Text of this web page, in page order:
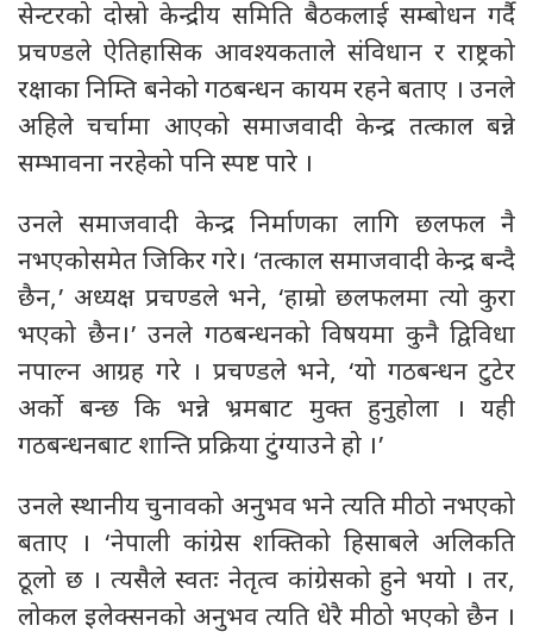
सेन्टरको दोस्रो केन्द्रीय समिति बैठकलाई सम्बोधन गर्दै
प्रचण्डले ऐतिहासिक आवश्यकताले संविधान र राष्ट्रको
रक्षाका निम्ति बनेको गठबन्धन कायम रहने बताए । उनले
अहिले चर्चामा आएको समाजवादी केन्द्र तत्काल बन्ने
सम्भावना नरहेको पनि स्पष्ट पारे ।
उनले समाजवादी केन्द्र निर्माणका लागि छलफल नै
नभएकोसमेत जिकिर गरे। ‘तत्काल समाजवादी केन्द्र बन्दै
छैन,’ अध्यक्ष प्रचण्डले भने, ‘हाम्रो छलफलमा त्यो कुरा
भएको छैन।’ उनले गठबन्धनको विषयमा कुनै द्विविधा
नपाल्न आग्रह गरे । प्रचण्डले भने, ‘यो गठबन्धन टुटेर
अर्को बन्छ कि भन्ने भ्रमबाट मुक्त हुनुहोला । यही
गठबन्धनबाट शान्ति प्रक्रिया टुंग्याउने हो ।’
उनले स्थानीय चुनावको अनुभव भने त्यति मीठो नभएको
बताए । ‘नेपाली कांग्रेस शक्तिको हिसाबले अलिकति
ठूलो छ । त्यसैले स्वतः नेतृत्व कांग्रेसको हुने भयो । तर,
लोकल इलेक्सनको अनुभव त्यति धेरै मीठो भएको छैन ।